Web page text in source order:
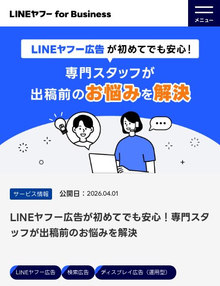
メニュー
サービス情報 公開日： 2026.04.01
LINEヤフー広告が初めてでも安心！専門スタ
ッフが出稿前のお悩みを解決
LINEヤフー広告 検索広告 ディスプレイ広告（運用型）